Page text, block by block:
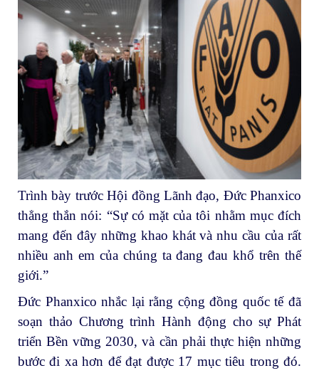
Trình bày trước Hội đồng Lãnh đạo, Đức Phanxico
thẳng thắn nói: “Sự có mặt của tôi nhằm mục đích
mang đến đây những khao khát và nhu cầu của rất
nhiều anh em của chúng ta đang đau khổ trên thế
giới.”
Đức Phanxico nhắc lại rằng cộng đồng quốc tế đã
soạn thảo Chương trình Hành động cho sự Phát
triển Bền vững 2030, và cần phải thực hiện những
bước đi xa hơn để đạt được 17 mục tiêu trong đó.